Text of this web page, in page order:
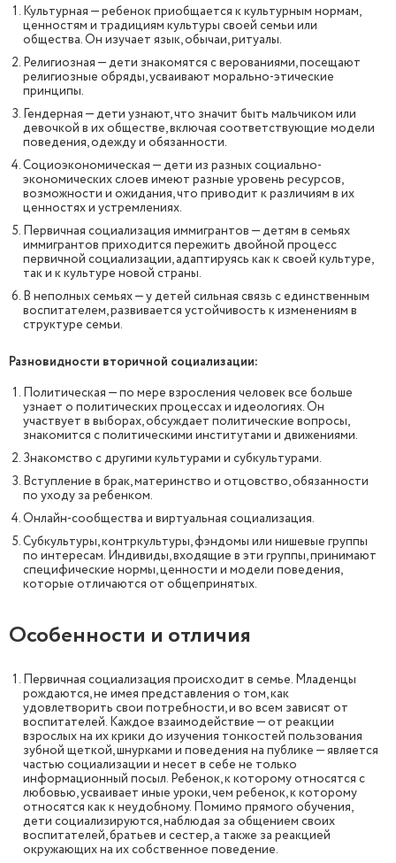
Культурная — ребенок приобщается к культурным нормам,
ценностям и традициям культуры своей семьи или
общества. Он изучает язык, обычаи, ритуалы.
Религиозная — дети знакомятся с верованиями, посещают
религиозные обряды, усваивают морально-этические
принципы.
Гендерная — дети узнают, что значит быть мальчиком или
девочкой в их обществе, включая соответствующие модели
поведения, одежду и обязанности.
Социоэкономическая — дети из разных социально-
экономических слоев имеют разные уровень ресурсов,
возможности и ожидания, что приводит к различиям в их
ценностях и устремлениях.
Первичная социализация иммигрантов — детям в семьях
иммигрантов приходится пережить двойной процесс
первичной социализации, адаптируясь как к своей культуре,
так и к культуре новой страны.
В неполных семьях — у детей сильная связь с единственным
воспитателем, развивается устойчивость к изменениям в
структуре семьи.
Разновидности вторичной социализации:
Политическая — по мере взросления человек все больше
узнает о политических процессах и идеологиях. Он
участвует в выборах, обсуждает политические вопросы,
знакомится с политическими институтами и движениями.
Знакомство с другими культурами и субкультурами.
Вступление в брак, материнство и отцовство, обязанности
по уходу за ребенком.
Онлайн-сообщества и виртуальная социализация.
Субкультуры, контркультуры, фэндомы или нишевые группы
по интересам. Индивиды, входящие в эти группы, принимают
специфические нормы, ценности и модели поведения,
которые отличаются от общепринятых.
Особенности и отличия
Первичная социализация происходит в семье. Младенцы
рождаются, не имея представления о том, как
удовлетворить свои потребности, и во всем зависят от
воспитателей. Каждое взаимодействие — от реакции
взрослых на их крики до изучения тонкостей пользования
зубной щеткой, шнурками и поведения на публике — является
частью социализации и несет в себе не только
информационный посыл. Ребенок, к которому относятся с
любовью, усваивает иные уроки, чем ребенок, к которому
относятся как к неудобному. Помимо прямого обучения,
дети социализируются, наблюдая за общением своих
воспитателей, братьев и сестер, а также за реакцией
окружающих на их собственное поведение.